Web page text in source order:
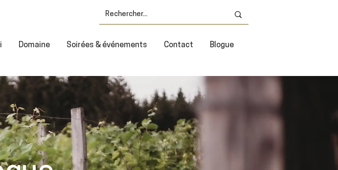
Domaine Soirées & événements Contact Blogue